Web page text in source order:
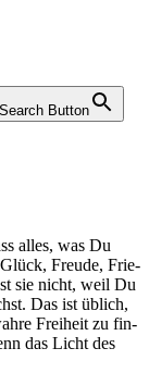
Search Button
alles, was Du
Glück, Freu­de, Frie­
sie nicht, weil Du
Das ist üblich,
Frei­heit zu fin­
das Licht des